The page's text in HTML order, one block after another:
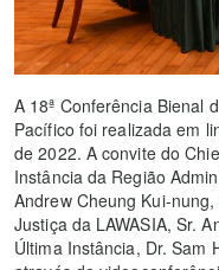
A 18ª Conferência Bienal
Pacífico foi realizada em
de 2022. A convite do
Instância da Região
Andrew Cheung Kui-
Justiça da LAWASIA, Sr.
Última Instância, Dr. Sam